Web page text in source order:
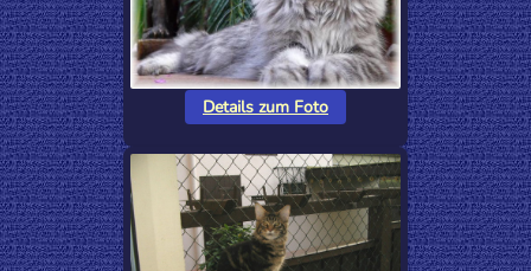
Details zum Foto